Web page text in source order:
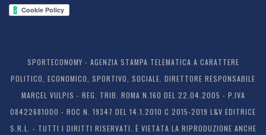
SPORTECONOMY - AGENZIA STAMPA TELEMATICA A CARATTERE
POLITICO, ECONOMICO, SPORTIVO, SOCIALE. DIRETTORE RESPONSABILE
MARCEL VULPIS - REG. TRIB. ROMA N.160 DEL 22.04.2005 - P.IVA
08422681000 - ROC N. 19347 DEL 14.1.2010 C 2015-2019 L&V EDITRICE
S.R.L. - TUTTI I DIRITTI RISERVATI. È VIETATA LA RIPRODUZIONE ANCHE